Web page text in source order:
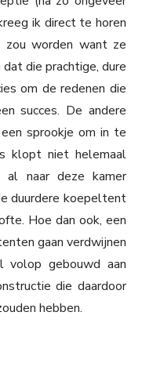
ik direct te horen
zou worden want ze
die prachtige, dure
om de redenen die
succes. De andere
sprookje om in te
klopt niet helemaal
naar deze kamer
duurdere koepeltent
Hoe dan ook, een
gaan verdwijnen
gebouwd aan
die daardoor
hebben.